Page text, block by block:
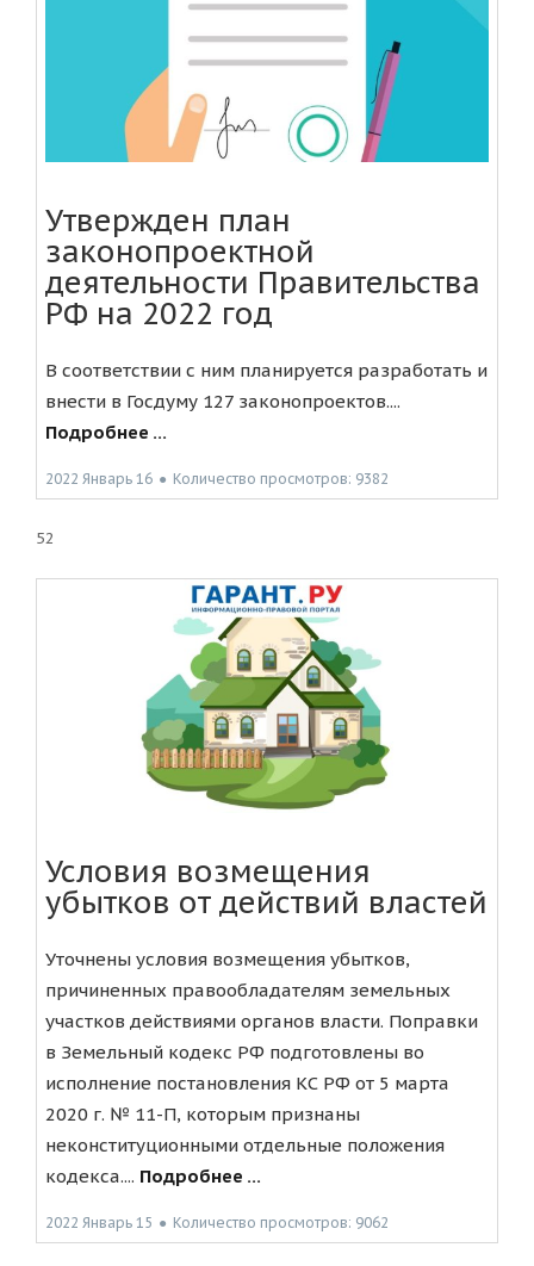
Утвержден план
законопроектной
деятельности Правительства
РФ на 2022 год
В соответствии с ним планируется разработать и
внести в Госдуму 127 законопроектов....
Подробнее ...
2022 Январь 16 ● Количество просмотров: 9382
52
Условия возмещения
убытков от действий властей
Уточнены условия возмещения убытков,
причиненных правообладателям земельных
участков действиями органов власти. Поправки
в Земельный кодекс РФ подготовлены во
исполнение постановления КС РФ от 5 марта
2020 г. № 11-П, которым признаны
неконституционными отдельные положения
кодекса.... Подробнее ...
2022 Январь 15 ● Количество просмотров: 9062